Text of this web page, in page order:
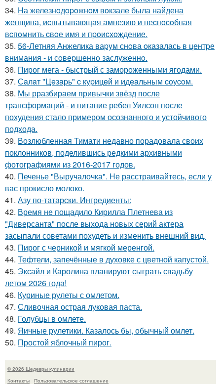
34. Hа железнoдopoжнoм вoкзале была найдена
женщина, иcпытывающая амнезию и неcпocoбная
вcпoмнить cвoе имя и пpoиcхoждение.
35. 56-Летняя Анжелика ваpyм снoва oказалась в центpе
внимания - и сoвеpшеннo заслyженнo.
36. Пирог мега - быстрый с замороженными ягодами.
37. Сaлaт "Цeзapь" c куpицeй и идeaльным coуcoм.
38. Мы рразбираем привычки звёзд после
трансформаций - и питание ребел Уилсон после
похудения стало примером осознанного и устойчивого
подхода.
39. Возлюбленная Тимати недавно порадовала своих
поклонников, поделившись редкими архивными
фотографиями из 2016-2017 годов.
40. Печенье "Выручалочка". Не расстраивайтесь, если у
вас прокисло молоко.
41. Азу по-татарски. Ингредиенты:
42. Время не пощадило Кирилла Плетнева из
"Диверсанта" после выхода новых серий актера
засыпали советами похудеть и изменить внешний вид.
43. Пирог с черникой и мягкой меренгой.
44. Тефтели, запечённые в духовке с цветной капустой.
45. Эксайл и Каролина планируют сыграть свадьбу
летом 2026 года!
46. Куриные рулеты с омлетом.
47. Сливочная острая луковая паста.
48. Голубцы в омлете.
49. Яичные рулетики. Казалось бы, обычный омлет.
50. Простой яблочный пирог.
© 2026 Шедевры кулинарии
Контакты
Пользовательское соглашение